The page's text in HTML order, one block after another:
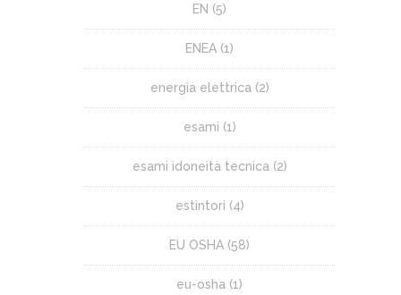
EN (5)
ENEA (1)
energia elettrica (2)
esami (1)
esami idoneità tecnica (2)
estintori (4)
EU OSHA (58)
eu-osha (1)